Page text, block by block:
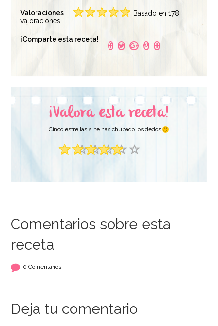
Valoraciones
Basado en 178
valoraciones
¡Comparte esta receta!
¡Valora esta receta!
Cinco estrellas si te has chupado los dedos
Comentarios sobre esta
receta
0 Comentarios
Deja tu comentario